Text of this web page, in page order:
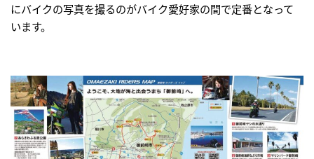
にバイクの写真を撮るのがバイク愛好家の間で定番となって
います。